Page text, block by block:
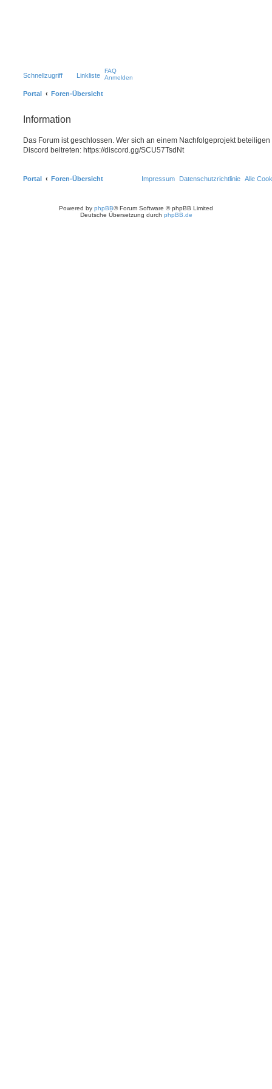
Schnellzugriff Linkliste
FAQ
Anmelden
Portal Foren-Übersicht
Information
Das Forum ist geschlossen. Wer sich an einem Nachfolgeprojekt
Discord beitreten: https://discord.gg/SCU57TsdNt
Portal Foren-Übersicht Alle
Datenschutzrichtlinie
Impressum
Powered by phpBB® Forum Software © phpBB Limited
Deutsche Übersetzung durch phpBB.de